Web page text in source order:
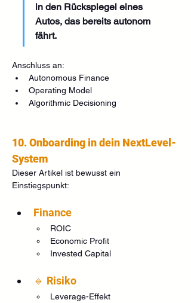
in den Rückspiegel eines
Autos, das bereits autonom
fährt.
Anschluss an:
Autonomous Finance
Operating Model
Algorithmic Decisioning
10. Onboarding in dein NextLevel-
System
Dieser Artikel ist bewusst ein
Einstiegspunkt:
Finance
ROIC
Economic Profit
Invested Capital
🔹 Risiko
Leverage-Effekt